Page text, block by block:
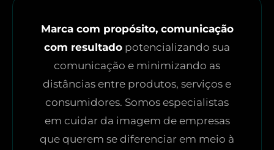
Marca com propósito, comunicação
com resultado potencializando sua
comunicação e minimizando as
distâncias entre produtos, serviços e
consumidores. Somos especialistas
em cuidar da imagem de empresas
que querem se diferenciar em meio à